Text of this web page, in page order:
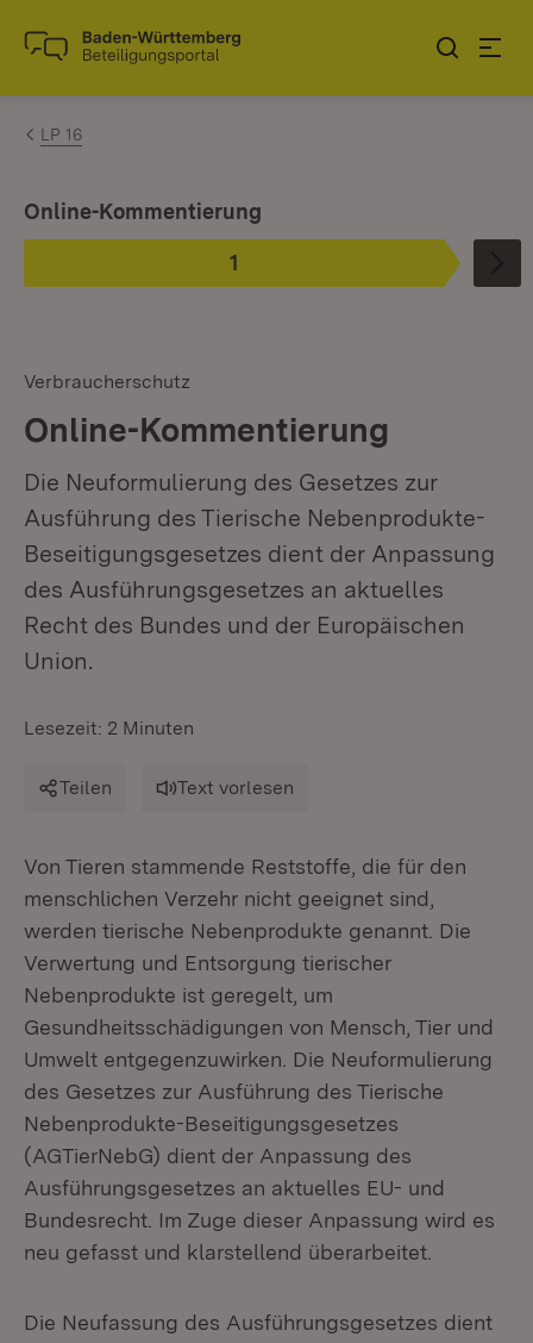
Zum Inhalt springen
Link zur Startseite
LP 16
Phase
1
:
Ist ausgewählt.
Online-Kommentierung
Verbraucherschutz
Online-Kommentierung
Die Neuformulierung des Gesetzes zur
Ausführung des Tierische Nebenprodukte-
Beseitigungsgesetzes dient der Anpassung
des Ausführungsgesetzes an aktuelles
Recht des Bundes und der Europäischen
Union.
Lesezeit: 2 Minuten
Teilen Text vorlesen
Von Tieren stammende Reststoffe, die für den
menschlichen Verzehr nicht geeignet sind,
werden tierische Nebenprodukte genannt. Die
Verwertung und Entsorgung tierischer
Nebenprodukte ist geregelt, um
Gesundheitsschädigungen von Mensch, Tier und
Umwelt entgegenzuwirken. Die Neuformulierung
des Gesetzes zur Ausführung des Tierische
Nebenprodukte-Beseitigungsgesetzes
(AGTierNebG) dient der Anpassung des
Ausführungsgesetzes an aktuelles EU- und
Bundesrecht. Im Zuge dieser Anpassung wird es
neu gefasst und klarstellend überarbeitet.
Die Neufassung des Ausführungsgesetzes dient